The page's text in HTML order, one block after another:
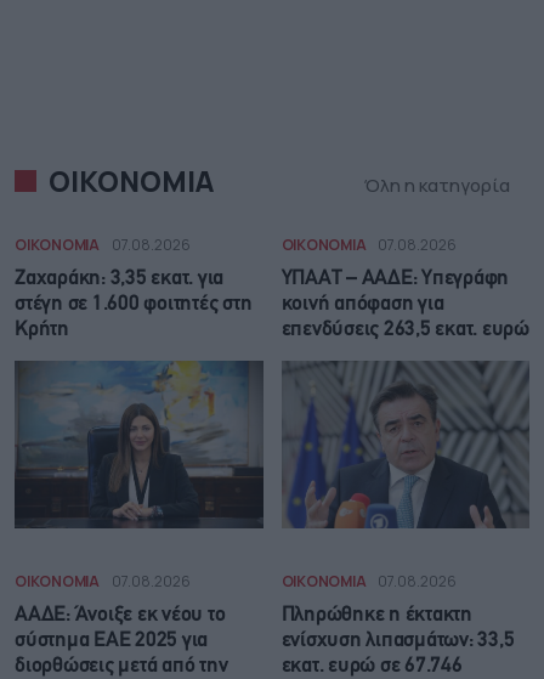
ΟΙΚΟΝΟΜΙΑ Όλη η κατηγορία
ΟΙΚΟΝΟΜΙΑ 07.08.2026
Ζαχαράκη: 3,35 εκατ. για
στέγη σε 1.600 φοιτητές στη
Κρήτη
ΟΙΚΟΝΟΜΙΑ 07.08.2026
ΥΠΑΑΤ – ΑΑΔΕ: Υπεγράφη
κοινή απόφαση για
επενδύσεις 263,5 εκατ. ευρώ
ΟΙΚΟΝΟΜΙΑ 07.08.2026
ΑΑΔΕ: Άνοιξε εκ νέου το
σύστημα ΕΑΕ 2025 για
διορθώσεις μετά από την
ΟΙΚΟΝΟΜΙΑ 07.08.2026
Πληρώθηκε η έκτακτη
ενίσχυση λιπασμάτων: 33,5
εκατ. ευρώ σε 67.746